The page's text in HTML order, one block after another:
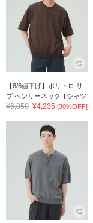
【8/6値下げ】ポリトロ リ
ブ ヘンリーネック Tシャツ
¥6,050 ¥4,235 [30%OFF]